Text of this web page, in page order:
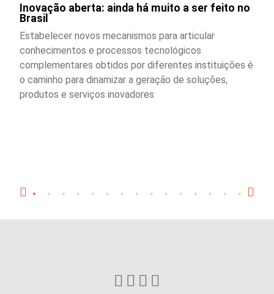
Inovação aberta: ainda há muito a ser feito no
Brasil
Estabelecer novos mecanismos para articular
conhecimentos e processos tecnológicos
complementares obtidos por diferentes instituições é
o caminho para dinamizar a geração de soluções,
produtos e serviços inovadores